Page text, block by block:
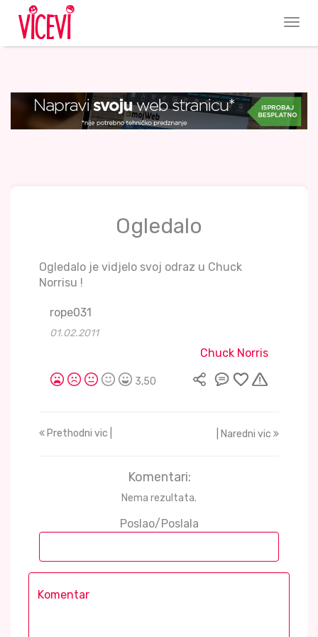
Ogledalo
Ogledalo je vidjelo svoj odraz u Chuck
Norrisu !
rope031
01.02.2011
Chuck Norris
3,50
Prethodni vic | | Naredni vic
Komentari:
Nema rezultata.
Poslao/Poslala